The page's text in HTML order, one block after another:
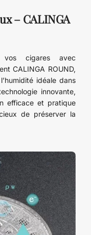
– CALINGA
vos cigares avec
CALINGA ROUND,
idéale dans
innovante,
efficace et pratique
de préserver la